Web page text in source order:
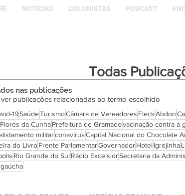
NOTÍCIAS COLUNISTAS PODCAST
Todas
nas publicações
publicações relacionadas ao termo escolhido
19SaúdeTurismoCâmara de Vereadores FleckAbdon
Flores da CunhaPrefeitura de Gramadovacinação contra a
militarconavírusCapital Nacional do Chocolate
do LivroFrente ParlamentarGovernadorHotel Igrejinha
Rio Grande do Sul Rádio ExcelsiorSecretaria da